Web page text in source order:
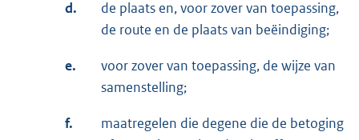
d.
de plaats en, voor zover van toepassing,
de route en de plaats van beëindiging;
e.
voor zover van toepassing, de wijze van
samenstelling;
f.
maatregelen die degene die de betoging